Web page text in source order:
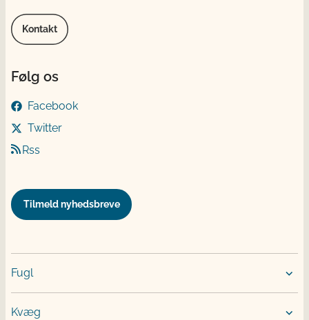
Kontakt
Følg os
Facebook
Twitter
Rss
Tilmeld nyhedsbreve
Fugl
Kvæg